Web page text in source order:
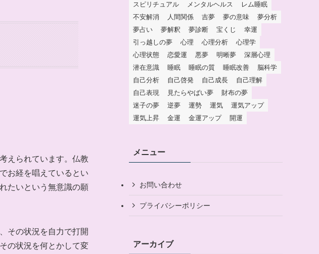
えられています。仏教
お経を唱えているとい
たいという無意識の願
その状況を自力で打開
の状況を何とかして変
スピリチュアル
メンタルヘルス
レム睡眠
不安解消
人間関係 吉夢 夢の意味
夢分析
夢占い
夢解釈 夢診断 宝くじ
幸運
引っ越しの夢
心理 心理分析
心理学
心理状態
恋愛運 悪夢 明晰夢
深層心理
潜在意識
睡眠 睡眠の質 睡眠改善
脳科学
自己分析
自己啓発 自己成長
自己理解
自己表現
見たらやばい夢
財布の夢
迷子の夢
逆夢 運勢 運気
運気アップ
運気上昇
金運 金運アップ 開運
メニュー
お問い合わせ
プライバシーポリシー
アーカイブ